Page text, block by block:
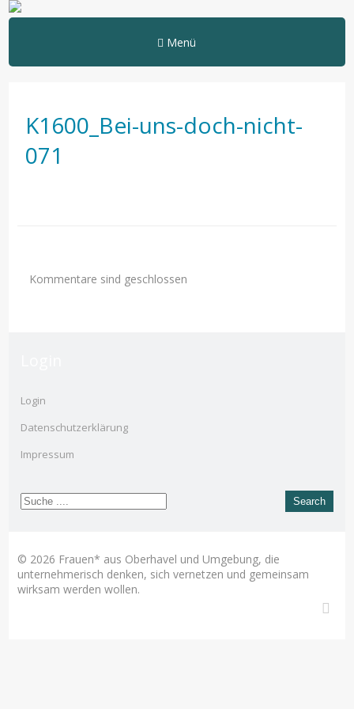
Menü
K1600_Bei-uns-doch-nicht-
071
Kommentare sind geschlossen
Login
Datenschutzerklärung
Impressum
© 2026 Frauen* aus Oberhavel und Umgebung, die
unternehmerisch denken, sich vernetzen und gemeinsam
wirksam werden wollen.